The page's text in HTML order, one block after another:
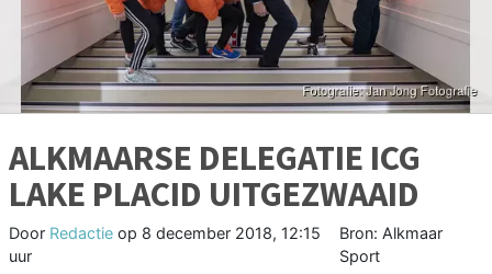
ALKMAARSE DELEGATIE ICG
LAKE PLACID UITGEZWAAID
Door Redactie op 8 december 2018, 12:15
uur
Bron: Alkmaar
Sport